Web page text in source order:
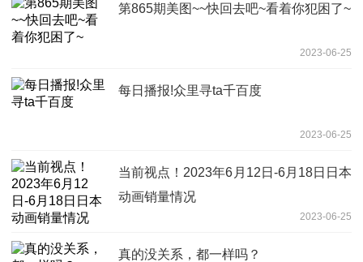
第865期美图~~快回去吧~看着你犯困了~
2023-06-25
每日播报!众里寻ta千百度
2023-06-25
当前视点！2023年6月12日-6月18日日本
动画销量情况
2023-06-25
真的没关系，都一样吗？